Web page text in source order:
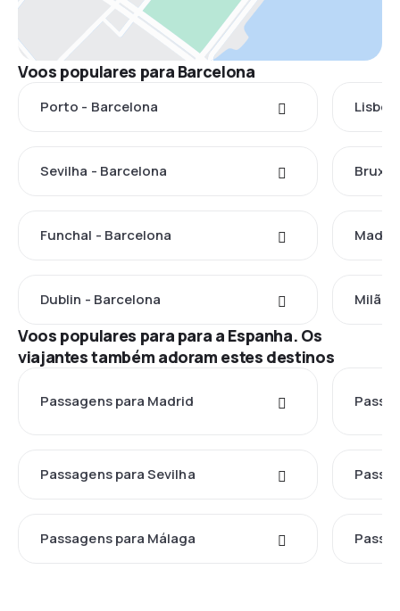
Voos populares para Barcelona
Porto - Barcelona
Sevilha - Barcelona
Funchal - Barcelona
Dublin - Barcelona Milão
Voos populares para para a Espanha. Os
viajantes também adoram estes destinos
Passagens para Madrid
Passagens para Sevilha
Passagens para Málaga